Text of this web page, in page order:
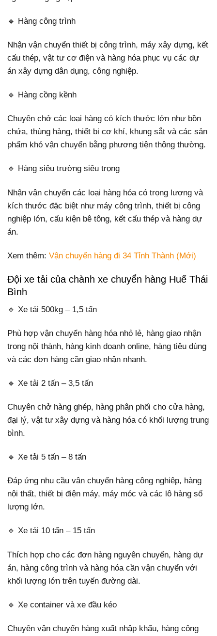
🔹 Hàng công trình
Nhận vận chuyển thiết bị công trình, máy xây dựng, kết
cấu thép, vật tư cơ điện và hàng hóa phục vụ các dự
án xây dựng dân dụng, công nghiệp.
🔹 Hàng cồng kềnh
Chuyên chở các loại hàng có kích thước lớn như bồn
chứa, thùng hàng, thiết bị cơ khí, khung sắt và các sản
phẩm khó vận chuyển bằng phương tiện thông thường.
🔹 Hàng siêu trường siêu trọng
Nhận vận chuyển các loại hàng hóa có trọng lượng và
kích thước đặc biệt như máy công trình, thiết bị công
nghiệp lớn, cấu kiện bê tông, kết cấu thép và hàng dự
án.
Xem thêm: Vận chuyển hàng đi 34 Tỉnh Thành (Mới)
Đội xe tải của chành xe chuyển hàng Huế Thái
Bình
🔹 Xe tải 500kg – 1,5 tấn
Phù hợp vận chuyển hàng hóa nhỏ lẻ, hàng giao nhận
trong nội thành, hàng kinh doanh online, hàng tiêu dùng
và các đơn hàng cần giao nhận nhanh.
🔹 Xe tải 2 tấn – 3,5 tấn
Chuyên chở hàng ghép, hàng phân phối cho cửa hàng,
đại lý, vật tư xây dựng và hàng hóa có khối lượng trung
bình.
🔹 Xe tải 5 tấn – 8 tấn
Đáp ứng nhu cầu vận chuyển hàng công nghiệp, hàng
nội thất, thiết bị điện máy, máy móc và các lô hàng số
lượng lớn.
🔹 Xe tải 10 tấn – 15 tấn
Thích hợp cho các đơn hàng nguyên chuyến, hàng dự
án, hàng công trình và hàng hóa cần vận chuyển với
khối lượng lớn trên tuyến đường dài.
🔹 Xe container và xe đầu kéo
Chuyên vận chuyển hàng xuất nhập khẩu, hàng công